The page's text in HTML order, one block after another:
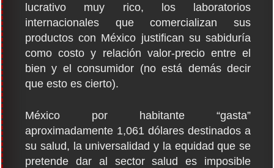
lucrativo muy rico, los laboratorios
internacionales que comercializan sus
productos con México justifican su sabiduría
como costo y relación valor-precio entre el
bien y el consumidor (no está demás decir
que esto es cierto).
México por habitante “gasta”
aproximadamente 1,061 dólares destinados a
su salud, la universalidad y la equidad que se
pretende dar al sector salud es imposible